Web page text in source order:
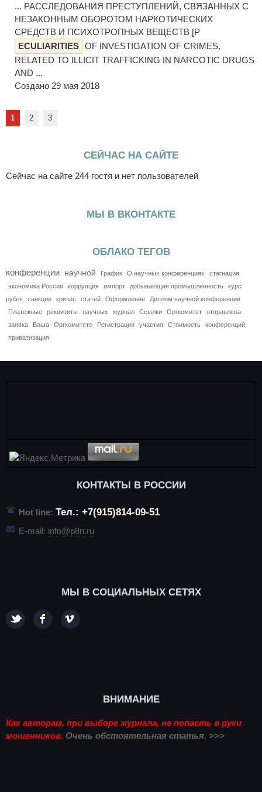
... РАССЛЕДОВАНИЯ ПРЕСТУПЛЕНИЙ, СВЯЗАННЫХ С
НЕЗАКОННЫМ ОБОРОТОМ НАРКОТИЧЕСКИХ
СРЕДСТВ И ПСИХОТРОПНЫХ ВЕЩЕСТВ [P
ECULIARITIES OF INVESTIGATION OF CRIMES,
RELATED TO ILLICIT TRAFFICKING IN NARCOTIC DRUGS
AND ...
Создано 29 мая 2018
1 2 3
СЕЙЧАС НА САЙТЕ
Сейчас на сайте 244 гостя и нет пользователей
МЫ В ВКОНТАКТЕ
ОБЛАКО ТЕГОВ
конференции научной График О научных конференциях
стагнация
экономика России
коррупция импорт добывающая промышленность
курс
рубля
санкции кризис статей Оформление
Диплом научной конференции
Платежные
реквизиты научных журнал Ссылки Оргкомитет
отправлена
заявка
Ваша Оргкомитете Регистрация участия Стоимость
конференций
приватизация
КОНТАКТЫ В РОССИИ
Hot line: Тел.: +7(915)814-09-51
E-mail: info@p8n.ru
МЫ В СОЦИАЛЬНЫХ СЕТЯХ
ВНИМАНИЕ
Как авторам, при выборе журнала, не попасть в руки
мошенников. Очень обстоятельная статья. >>>